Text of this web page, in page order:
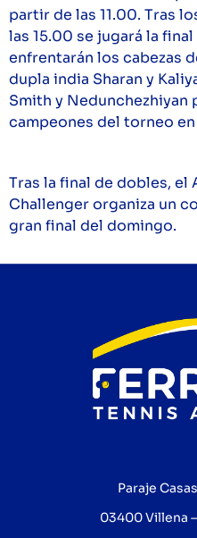
partir de las 11.00. Tras
las 15.00 se jugará la
enfrentarán los cabezas
dupla india Sharan y
Smith y Nedunchezhiyan
campeones del torneo
Tras la final de dobles, el
Challenger organiza un
gran final del domingo.
Paraje
03400 Villena